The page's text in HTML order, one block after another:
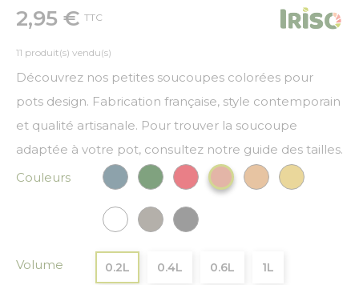
2,95 € TTC
11 produit(s) vendu(s)
Découvrez nos petites soucoupes colorées pour
pots design. Fabrication française, style contemporain
et qualité artisanale. Pour trouver la soucoupe
adaptée à votre pot, consultez notre guide des tailles.
Couleurs
Bleu paonVert FoncéRougeCuivre BronzeOr
Blanc Gris Gris anthracite
Volume 0.2L 0.4L 0.6L 1L